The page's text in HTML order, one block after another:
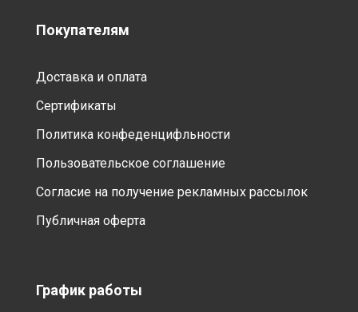
Покупателям
Доставка и оплата
Сертификаты
Политика конфеденцифльности
Пользовательское соглашение
Согласие на получение рекламных рассылок
Публичная оферта
График работы